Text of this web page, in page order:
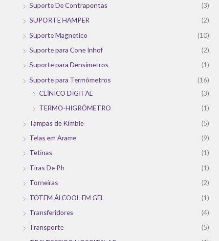
Suporte De Contrapontas
(3)
SUPORTE HAMPER
(2)
Suporte Magnetico
(10)
Suporte para Cone Inhof
(2)
Suporte para Densímetros
(1)
Suporte para Termômetros
(16)
CLÍNICO DIGITAL
(3)
TERMO-HIGRÔMETRO
(1)
Tampas de Kimble
(5)
Telas em Arame
(9)
Tetinas
(1)
Tiras De Ph
(1)
Torneiras
(2)
TOTEM ÁLCOOL EM GEL
(1)
Transferidores
(4)
Transporte
(5)